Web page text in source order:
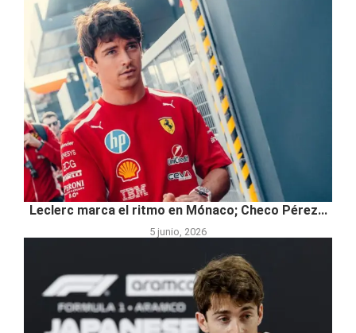
Leclerc marca el ritmo en Mónaco; Checo Pérez...
5 junio, 2026